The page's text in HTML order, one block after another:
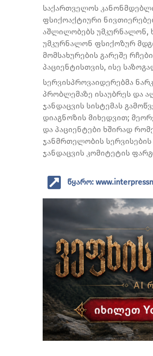
საქართველოს
ფსიქოაქტიური
აშლილობებს უმკურნალონ,
უმკურნალონ ფსიქოზურ
მომსახურების გარეშე
პაციენტისთვის, ისე
სერვისპროვაიდერებმა
პრობლემაზე ისაუბრეს და
ჯანდაცვის სისტემას
დიაგნოზის მიხედვით;
და პაციენტები ხშირად
ჯანმრთელობის
ჯანდაცვის კომიტეტის
წყარო: